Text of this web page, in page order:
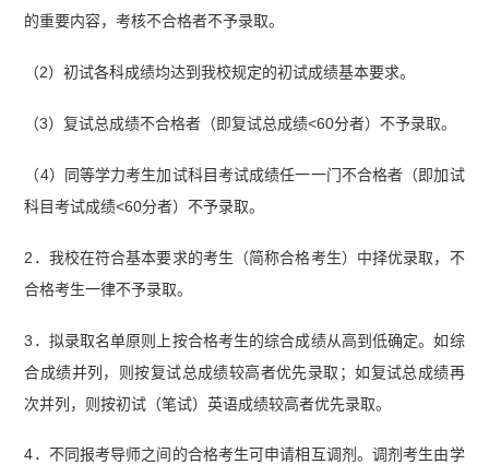
的重要内容，考核不合格者不予录取。
（2）初试各科成绩均达到我校规定的初试成绩基本要求。
（3）复试总成绩不合格者（即复试总成绩<60分者）不予录取。
（4）同等学力考生加试科目考试成绩任一一门不合格者（即加试
科目考试成绩<60分者）不予录取。
2．我校在符合基本要求的考生（简称合格考生）中择优录取，不
合格考生一律不予录取。
3．拟录取名单原则上按合格考生的综合成绩从高到低确定。如综
合成绩并列，则按复试总成绩较高者优先录取；如复试总成绩再
次并列，则按初试（笔试）英语成绩较高者优先录取。
4．不同报考导师之间的合格考生可申请相互调剂。调剂考生由学